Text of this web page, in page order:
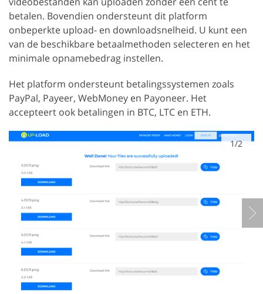
betalen. Bovendien ondersteunt dit platform
onbeperkte upload- en downloadsnelheid. U kunt een
van de beschikbare betaalmethoden selecteren en het
minimale opnamebedrag instellen.
Het platform ondersteunt betalingssystemen zoals
PayPal, Payeer, WebMoney en Payoneer. Het
accepteert ook betalingen in BTC, LTC en ETH.
1/2